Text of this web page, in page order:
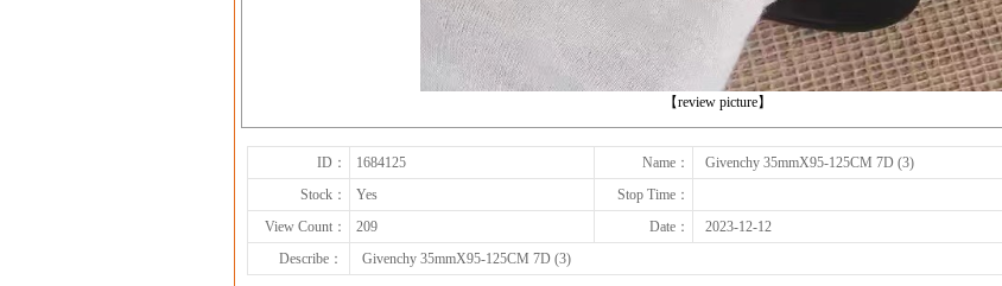
【review picture】
下一张
ID： 1684125 Name：
Givenchy 35mmX95-125CM 7D (3)
Stock：
Yes
Stop Time：
View Count：
209 Date：
2023-12-12
Describe：
Givenchy 35mmX95-125CM 7D (3)